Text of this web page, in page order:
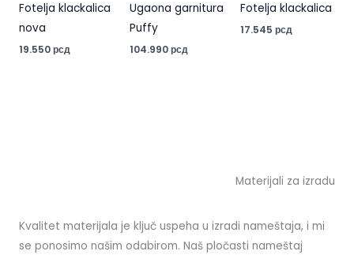
Fotelja klackalica
nova
19.550рсд
Ugaona garnitura
Puffy
104.990рсд
Fotelja klackalica
17.545 рсд
Materijali za izradu
Kvalitet materijala je ključ uspeha u izradi nameštaja, i mi
se ponosimo našim odabirom. Naš pločasti nameštaj